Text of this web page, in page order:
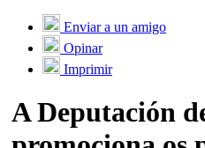
Enviar a un amigo
Opinar
Imprimir
A Deputación